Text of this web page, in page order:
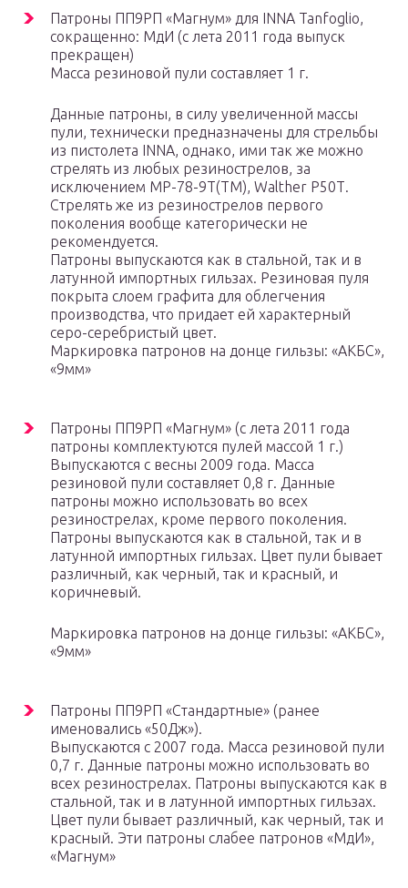
Патроны ПП9РП «Магнум» для INNA Tanfoglio,
сокращенно: МдИ (с лета 2011 года выпуск
прекращен)
Масса резиновой пули составляет 1 г.
Данные патроны, в силу увеличенной массы
пули, технически предназначены для стрельбы
из пистолета INNA, однако, ими так же можно
стрелять из любых резинострелов, за
исключением МР-78-9Т(ТМ), Walther P50Т.
Стрелять же из резинострелов первого
поколения вообще категорически не
рекомендуется.
Патроны выпускаются как в стальной, так и в
латунной импортных гильзах. Резиновая пуля
покрыта слоем графита для облегчения
производства, что придает ей характерный
серо-серебристый цвет.
Маркировка патронов на донце гильзы: «АКБС»,
«9мм»
Патроны ПП9РП «Магнум» (с лета 2011 года
патроны комплектуются пулей массой 1 г.)
Выпускаются с весны 2009 года. Масса
резиновой пули составляет 0,8 г. Данные
патроны можно использовать во всех
резинострелах, кроме первого поколения.
Патроны выпускаются как в стальной, так и в
латунной импортных гильзах. Цвет пули бывает
различный, как черный, так и красный, и
коричневый.
Маркировка патронов на донце гильзы: «АКБС»,
«9мм»
Патроны ПП9РП «Стандартные» (ранее
именовались «50Дж»).
Выпускаются с 2007 года. Масса резиновой пули
0,7 г. Данные патроны можно использовать во
всех резинострелах. Патроны выпускаются как в
стальной, так и в латунной импортных гильзах.
Цвет пули бывает различный, как черный, так и
красный. Эти патроны слабее патронов «МдИ»,
«Магнум»